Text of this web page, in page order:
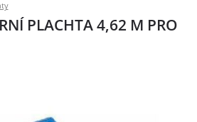
PLACHTA 4,62 M PRO